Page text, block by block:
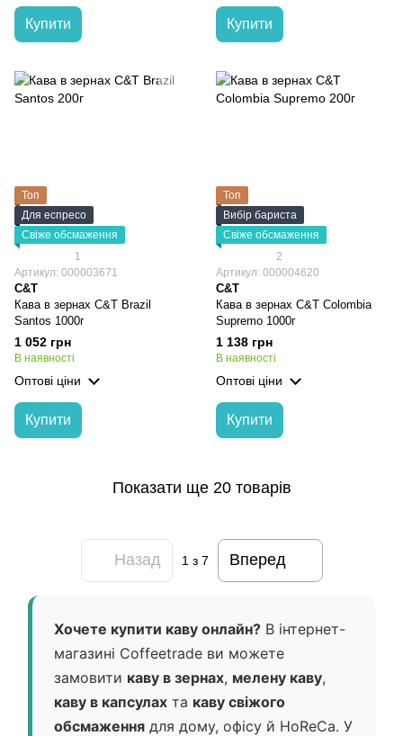
Купити Купити
Топ
Для еспресо
Свіже обсмаження
1
Артикул: 000003671
C&T
Кава в зернах C&T Brazil
Santos 1000г
1 052 грн
В наявності
Оптові ціни
Купити
Топ
Вибір бариста
Свіже обсмаження
2
Артикул: 000004620
C&T
Кава в зернах C&T Colombia
Supremo 1000г
1 138 грн
В наявності
Оптові ціни
Купити
Показати ще 20 товарів
Назад 1 з 7 Вперед
Хочете купити каву онлайн? В інтернет-
магазині Coffeetrade ви можете
замовити каву в зернах, мелену каву,
каву в капсулах та каву свіжого
обсмаження для дому, офісу й HoReCa. У